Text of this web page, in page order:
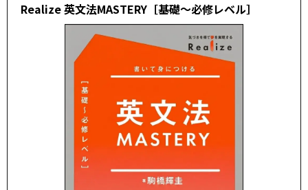
Realize 英文法MASTERY［基礎～必修レベル］